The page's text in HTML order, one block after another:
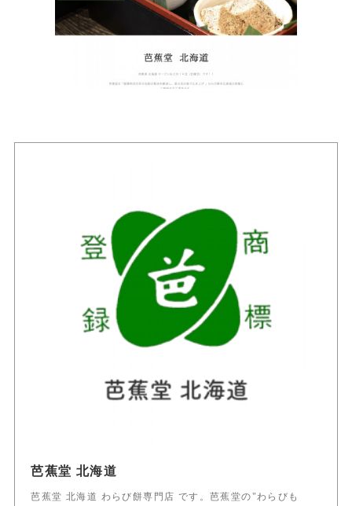
芭蕉堂 北海道
芭蕉堂 北海道 わらび餅専門店 です。芭蕉堂の"わらびも